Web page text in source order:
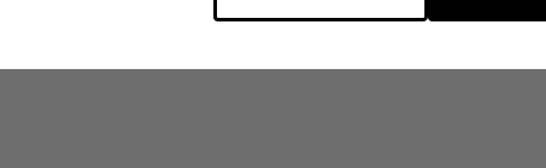
du 25/06/2024